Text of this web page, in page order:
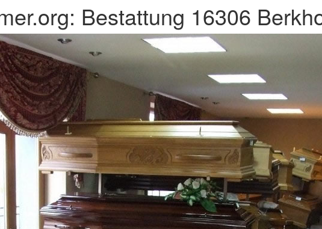
Bestattung 16306